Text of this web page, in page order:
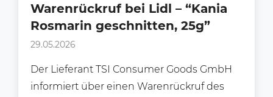
Warenrückruf bei Lidl – “Kania
Rosmarin geschnitten, 25g”
29.05.2026
Der Lieferant TSI Consumer Goods GmbH
informiert über einen Warenrückruf des